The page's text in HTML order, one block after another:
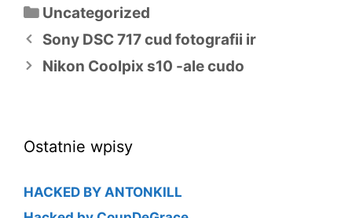
Kategorie
Uncategorized
Nawigacja
wpisu
Sony DSC 717 cud fotografii ir
Nikon Coolpix s10 -ale cudo
Ostatnie wpisy
HACKED BY ANTONKILL